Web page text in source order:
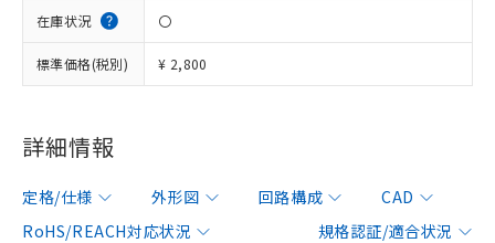
在庫状況 〇
標準価格(税別) ¥ 2,800
詳細情報
定格/仕様 外形図 回路構成
CAD
RoHS/REACH対応状況
規格認証/適合状況